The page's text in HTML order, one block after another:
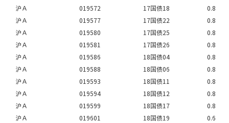
沪Ａ
019572 17国债18
0.8
沪Ａ
019577 17国债22
0.8
沪Ａ
019580 17国债25
0.8
沪Ａ
019581 17国债26
0.8
沪Ａ
019586 18国债04
0.8
沪Ａ
019588 18国债06
0.8
沪Ａ
019593 18国债11
0.8
沪Ａ
019594 18国债12
0.8
沪Ａ
019599 18国债17
0.8
沪Ａ
019601 18国债19
0.6